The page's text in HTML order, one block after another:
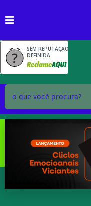
SEM REPUTAÇÃO
DEFINIDA